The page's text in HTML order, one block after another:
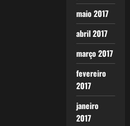
maio 2017
abril 2017
março 2017
fevereiro
2017
janeiro
2017